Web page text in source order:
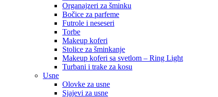
Organajzeri za šminku
Bočice za parfeme
Futrole i neseseri
Torbe
Makeup koferi
Stolice za šminkanje
Makeup koferi sa svetlom – Ring Light
Turbani i trake za kosu
Usne
Olovke za usne
Sjajevi za usne